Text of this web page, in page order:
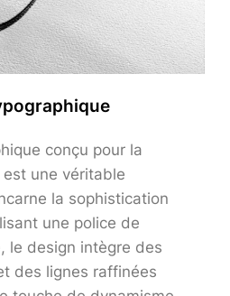
conçu pour la
est une véritable
la sophistication
une police de
le design intègre des
des lignes raffinées